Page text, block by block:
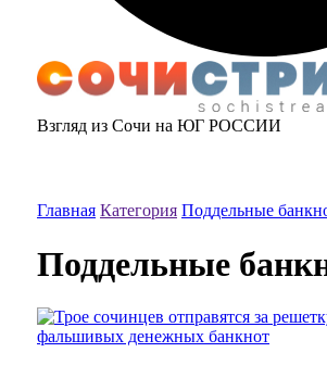
Взгляд из Сочи на ЮГ РОССИИ
Главная Категория Поддельные
Поддельные